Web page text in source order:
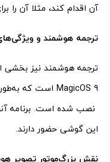
آن اقدام کند، مثلا آن را
ترجمه هوشمند و
ترجمه هوشمند نیز بخشی
این گوشی حضور دارند.
نقش بزرگ‌موتور تصویر